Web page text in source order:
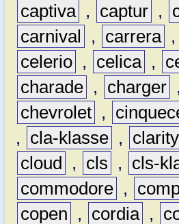
captiva , captur ,
carnival
, carrera ,
celerio , celica ,
charade , charger ,
chevrolet ,
,
cla-klasse , clarity
cloud
, cls , cls-
commodore ,
copen
, cordia ,